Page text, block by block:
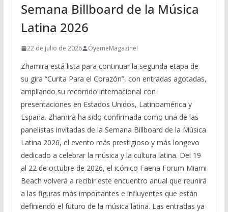
Semana Billboard de la Música
Latina 2026
22 de julio de 2026 ÓyemeMagazine!
Zhamira está lista para continuar la segunda etapa de
su gira “Curita Para el Corazón”, con entradas agotadas,
ampliando su recorrido internacional con
presentaciones en Estados Unidos, Latinoamérica y
España. Zhamira ha sido confirmada como una de las
panelistas invitadas de la Semana Billboard de la Música
Latina 2026, el evento más prestigioso y más longevo
dedicado a celebrar la música y la cultura latina. Del 19
al 22 de octubre de 2026, el icónico Faena Forum Miami
Beach volverá a recibir este encuentro anual que reunirá
a las figuras más importantes e influyentes que están
definiendo el futuro de la música latina. Las entradas ya